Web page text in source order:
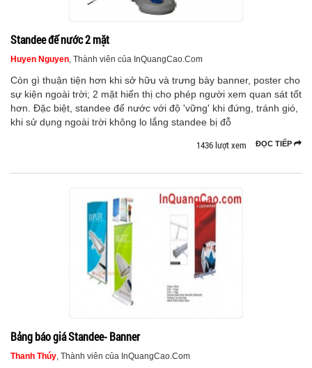
Standee đế nước 2 mặt
Huyen Nguyen, Thành viên của InQuangCao.Com
Còn gì thuận tiện hơn khi sở hữu và trưng bày banner, poster cho
sự kiện ngoài trời; 2 mặt hiển thị cho phép người xem quan sát tốt
hơn. Đặc biệt, standee đế nước với độ 'vững' khi đứng, tránh gió,
khi sử dụng ngoài trời không lo lắng standee bị đỗ
ĐỌC TIẾP
1436 lượt xem
Bảng báo giá Standee- Banner
Thanh Thúy, Thành viên của InQuangCao.Com